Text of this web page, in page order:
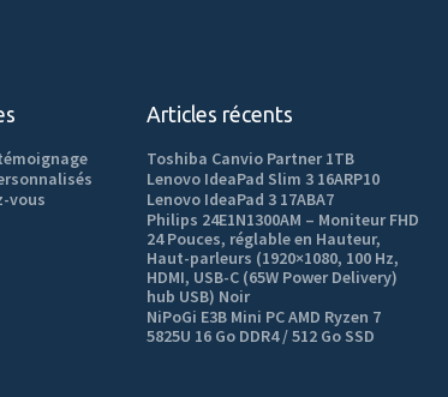
vous
Articles récents
Toshiba Canvio Partner 1TB
Lenovo IdeaPad Slim 3 16ARP10
Lenovo IdeaPad 3 17ABA7
Philips 24E1N1300AM – Moniteur FHD
24 Pouces, réglable en Hauteur,
Haut-parleurs (1920×1080, 100 Hz,
HDMI, USB-C (65W Power Delivery)
hub USB) Noir
NiPoGi E3B Mini PC AMD Ryzen 7
5825U 16 Go DDR4 / 512 Go SSD